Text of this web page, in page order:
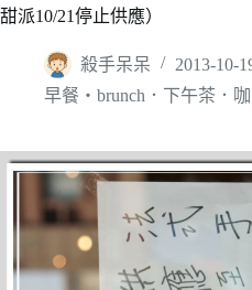
甜派10/21停止供應）
殺手呆呆
2013-10-
早餐‧brunch．下午茶．